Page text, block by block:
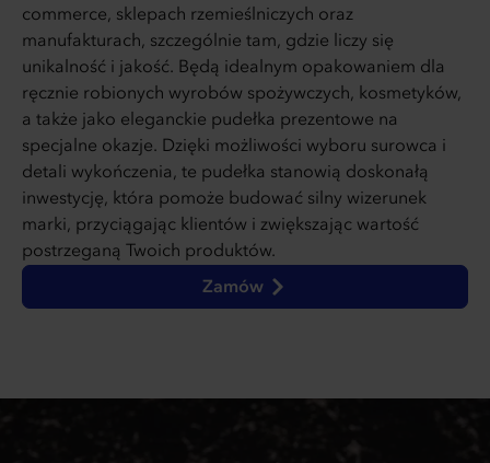
commerce, sklepach rzemieślniczych oraz
manufakturach, szczególnie tam, gdzie liczy się
unikalność i jakość. Będą idealnym opakowaniem dla
ręcznie robionych wyrobów spożywczych, kosmetyków,
a także jako eleganckie pudełka prezentowe na
specjalne okazje. Dzięki możliwości wyboru surowca i
detali wykończenia, te pudełka stanowią doskonałą
inwestycję, która pomoże budować silny wizerunek
marki, przyciągając klientów i zwiększając wartość
postrzeganą Twoich produktów.
Zamów